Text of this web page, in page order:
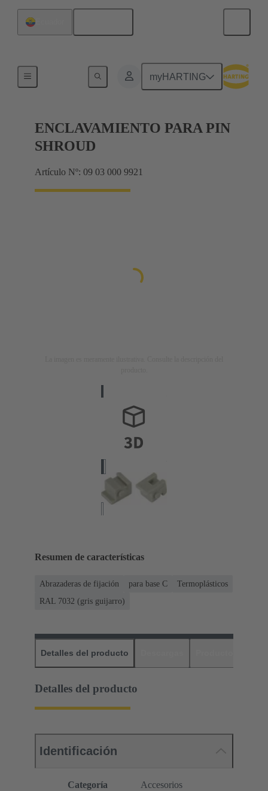
myHARTING
ENCLAVAMIENTO PARA PIN
SHROUD
Artículo Nº: 09 03 000 9921
Resumen de características
Abrazaderas de fijación para base C
Termoplásticos
RAL 7032 (gris guijarro)
Detalles del producto
Detalles del producto
Identificación
Categoría Accesorios